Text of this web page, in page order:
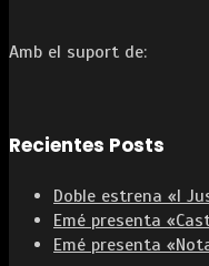
Amb el suport de:
Recientes Posts
Doble estrena «I
Emé presenta
Emé presenta